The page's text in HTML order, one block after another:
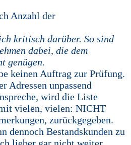
Anzahl der
kritisch darüber. So sind
dabei, die dem
genügen.
keinen Auftrag zur Prüfung.
Adressen unpassend
wird die Liste
vielen, vielen: NICHT
zurückgegeben.
dennoch Bestandskunden zu